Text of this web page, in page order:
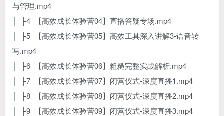
与管理.mp4
│ ├4_【高效成长体验营04】直播答疑专场.mp4
│ ├5_【高效成长体验营05】高效工具深入讲解3-语音转
写.mp4
│ ├6_【高效成长体验营06】粗糙完整实战解析.mp4
│ ├7_【高效成长体验营07】闭营仪式-深度直播1.mp4
│ ├8_【高效成长体验营08】闭营仪式-深度直播2.mp4
│ ├9_【高效成长体验营09】闭营仪式-深度直播3.mp4